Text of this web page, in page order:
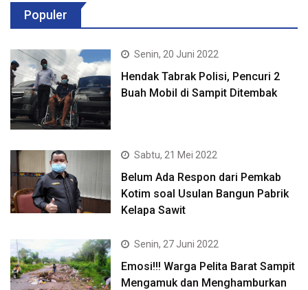
Populer
Senin, 20 Juni 2022
Hendak Tabrak Polisi, Pencuri 2
Buah Mobil di Sampit Ditembak
Sabtu, 21 Mei 2022
Belum Ada Respon dari Pemkab
Kotim soal Usulan Bangun Pabrik
Kelapa Sawit
Senin, 27 Juni 2022
Emosi!!! Warga Pelita Barat Sampit
Mengamuk dan Menghamburkan